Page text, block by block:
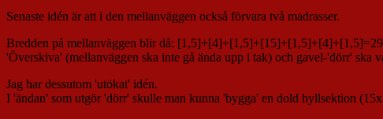
Senaste idén är att i den mellanväggen också förvara två madrasser.
Bredden på mellanväggen blir då:
'Överskiva' (mellanväggen ska inte gå ända upp i tak) och gavel-'dörr' ska
Jag har dessutom 'utökat' idén.
I 'ändan' som utgör 'dörr' skulle man kunna 'bygga' en dold hyllsektion